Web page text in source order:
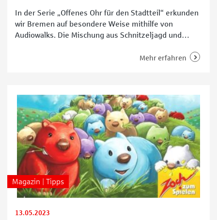
In der Serie „Offenes Ohr für den Stadtteil“ erkunden
wir Bremen auf besondere Weise mithilfe von
Audiowalks. Die Mischung aus Schnitzeljagd und
diesem Teil geht es „Mit dem Bike durch Bremen:
Mehr erfahren
Magazin | Tipps
13.05.2023